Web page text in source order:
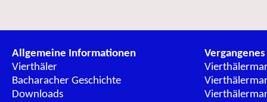
Allgemeine Informationen
Vierthäler
Bacharacher Geschichte
Downloads
Vergangenes